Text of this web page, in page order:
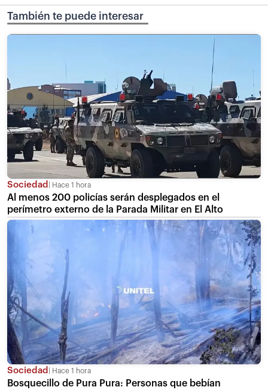
También te puede interesar
Sociedad Hace 1 hora
Al menos 200 policías serán desplegados en el
perímetro externo de la Parada Militar en El Alto
Sociedad Hace 1 hora
Bosquecillo de Pura Pura: Personas que bebían